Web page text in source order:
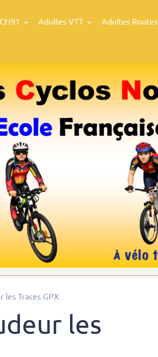
Adultes VTT Adultes Routes
les Traces GPX
les